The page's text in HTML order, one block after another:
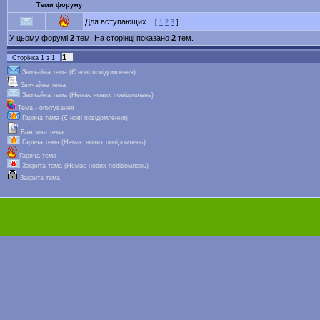
Теми форуму
Для вступающих... [ 1 2 3 ]
У цьому форумі 2 тем. На сторінці показано 2 тем.
Сторінка 1 з 1 1
Звичайна тема (Є нові повідомлення)
Звичайна тема
Звичайна тема (Немає нових повідомлень)
Тема - опитування
Гаряча тема (Є нові повідомлення)
Важлива тема
Гаряча тема (Немає нових повідомлень)
Гаряча тема
Закрита тема (Немає нових повідомлень)
Закрита тема